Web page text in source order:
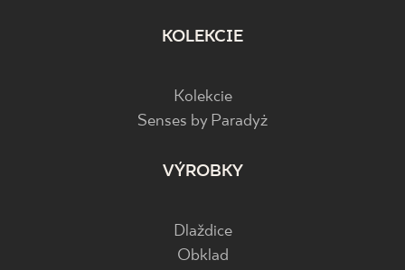
KOLEKCIE
Kolekcie
Senses by Paradyż
VÝROBKY
Dlaždice
Obklad